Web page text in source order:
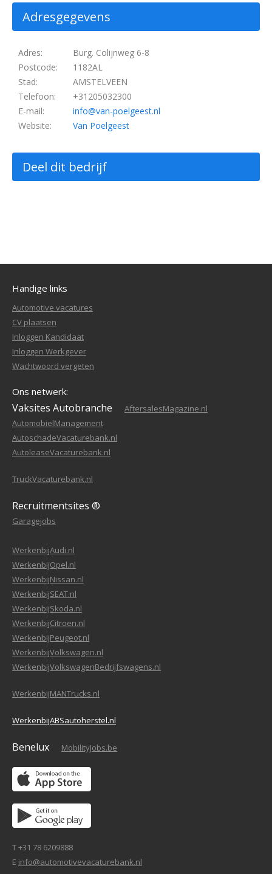
Adresgegevens
Adres:
Burg. Colijnweg 6-8
Postcode:
1182AL
Stad:
AMSTELVEEN
Telefoon:
+31205032300
E-mail:
info@van-poelgeest.nl
Website:
Van Poelgeest
Deel dit bedrijf
Handige links
Automotive vacatures
CV plaatsen
Inloggen Kandidaat
Inloggen Werkgever
Wachtwoord vergeten
Ons netwerk:
Vaksites Autobranche
AftersalesMagazine.nl
AutomobielManagement
AutoschadeVacaturebank.nl
AutoleaseVacaturebank.nl
TruckVacaturebank.nl
Recruitmentsites ®
Garagejobs
WerkenbijAudi.nl
WerkenbijOpel.nl
WerkenbijNissan.nl
WerkenbijSEAT.nl
WerkenbijSkoda.nl
WerkenbijCitroen.nl
WerkenbijPeugeot.nl
WerkenbijVolkswagen.nl
WerkenbijVolkswagenBedrijfswagens.nl
WerkenbijMANTrucks.nl
WerkenbijABSautoherstel.nl
Benelux MobilityJobs.be
T +31 78 6209888
E info@automotivevacaturebank.nl